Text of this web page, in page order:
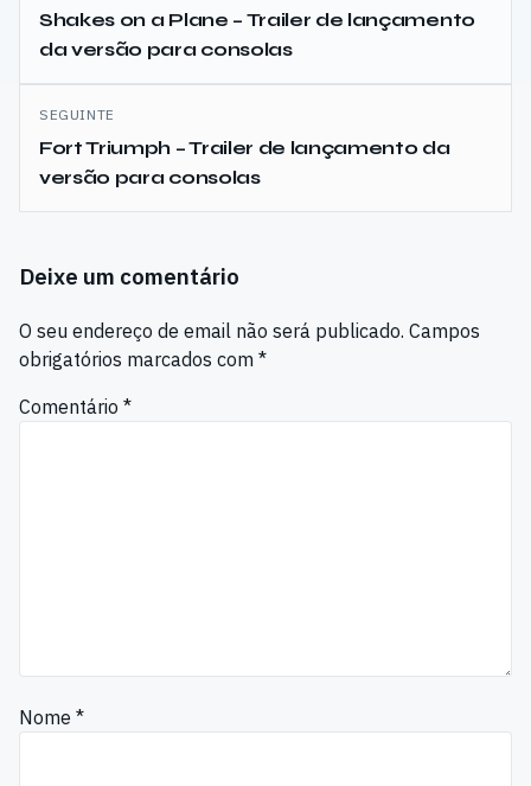
de
artigos
Shakes on a Plane – Trailer de lançamento
da versão para consolas
SEGUINTE
Fort Triumph – Trailer de lançamento da
versão para consolas
Deixe um comentário
O seu endereço de email não será publicado. Campos
obrigatórios marcados com *
Comentário *
Nome *